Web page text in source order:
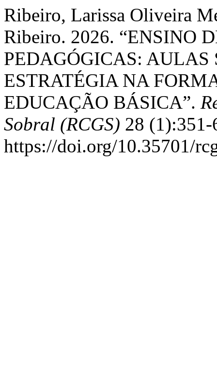
Ribeiro, Larissa Oliveira
Ribeiro. 2026. “ENSINO
PEDAGÓGICAS:
ESTRATÉGIA NA
EDUCAÇÃO BÁSICA”.
Sobral (RCGS) 28 (1):351-
https://doi.org/10.35701/